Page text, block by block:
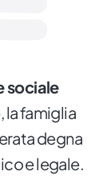
sociale
, la famiglia
degna
e legale.